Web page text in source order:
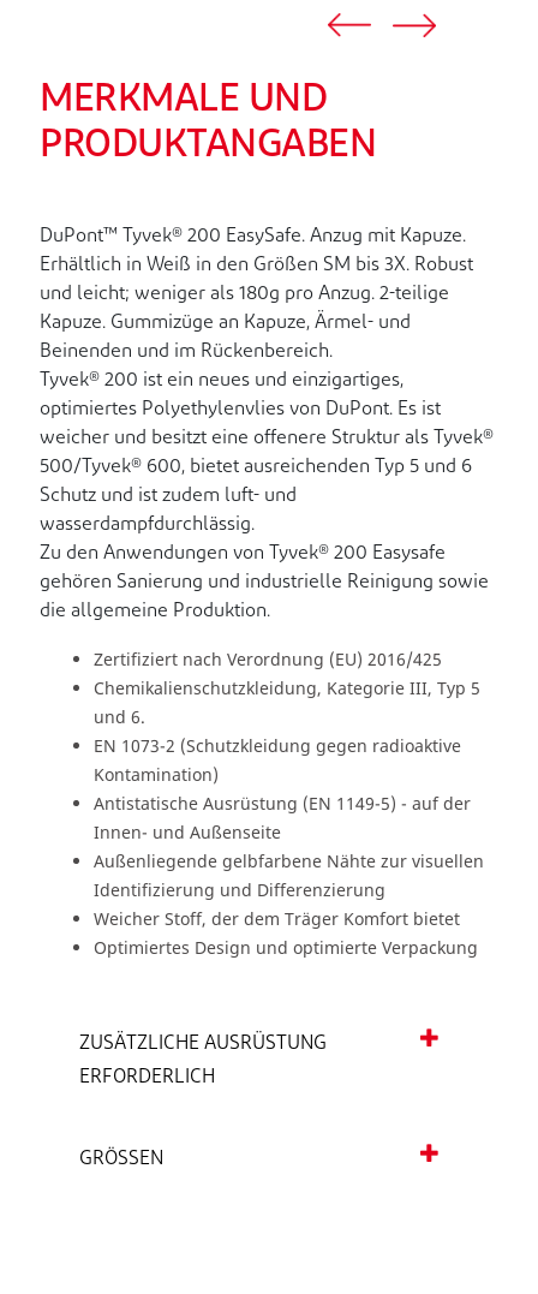
MERKMALE UND
PRODUKTANGABEN
DuPont™ Tyvek® 200 EasySafe. Anzug mit Kapuze.
Erhältlich in Weiß in den Größen SM bis 3X. Robust
und leicht; weniger als 180g pro Anzug. 2-teilige
Kapuze. Gummizüge an Kapuze, Ärmel- und
Beinenden und im Rückenbereich.
Tyvek® 200 ist ein neues und einzigartiges,
optimiertes Polyethylenvlies von DuPont. Es ist
weicher und besitzt eine offenere Struktur als Tyvek®
500/Tyvek® 600, bietet ausreichenden Typ 5 und 6
Schutz und ist zudem luft- und
wasserdampfdurchlässig.
Zu den Anwendungen von Tyvek® 200 Easysafe
gehören Sanierung und industrielle Reinigung sowie
die allgemeine Produktion.
Zertifiziert nach Verordnung (EU) 2016/425
Chemikalienschutzkleidung, Kategorie III, Typ 5
und 6.
EN 1073-2 (Schutzkleidung gegen radioaktive
Kontamination)
Antistatische Ausrüstung (EN 1149-5) - auf der
Innen- und Außenseite
Außenliegende gelbfarbene Nähte zur visuellen
Identifizierung und Differenzierung
Weicher Stoff, der dem Träger Komfort bietet
Optimiertes Design und optimierte Verpackung
ZUSÄTZLICHE AUSRÜSTUNG
ERFORDERLICH
GRÖSSEN